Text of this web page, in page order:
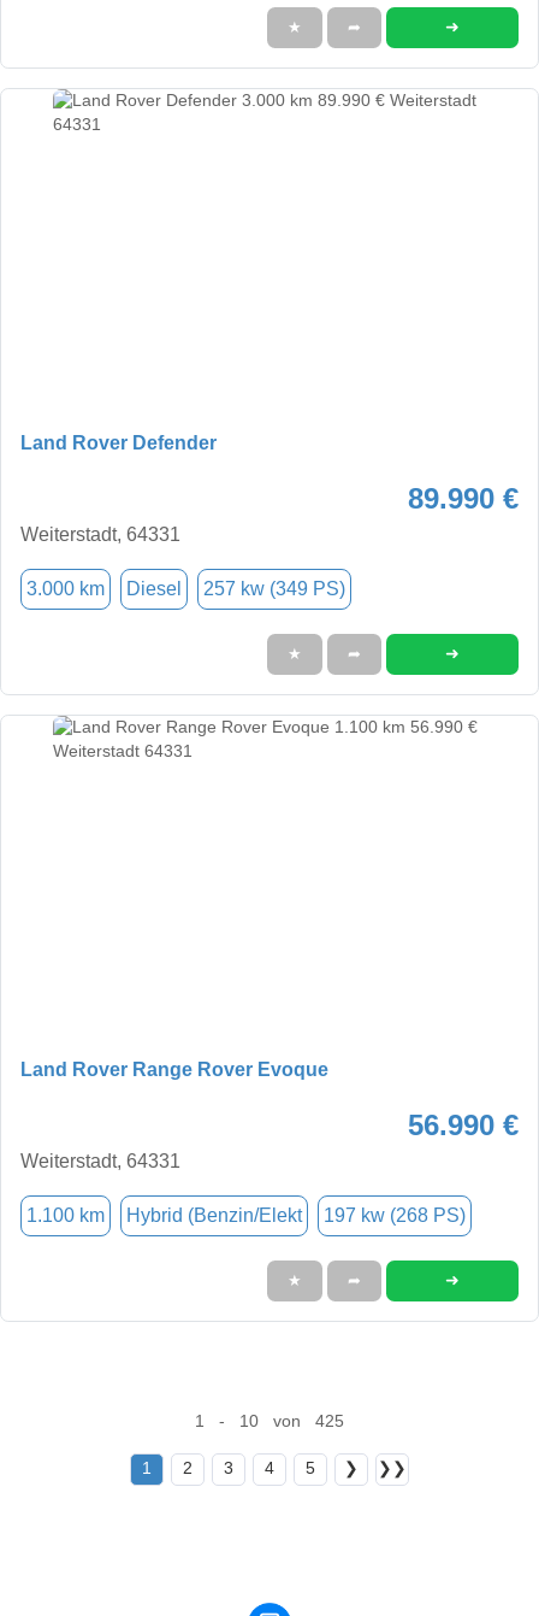
★ ➦ ➜
Land Rover Defender
89.990 €
Weiterstadt, 64331
3.000 km Diesel 257 kw (349 PS)
★ ➦ ➜
Land Rover Range Rover Evoque
56.990 €
Weiterstadt, 64331
1.100 km Hybrid (Benzin/Elekt 197 kw (268 PS)
★ ➦ ➜
1 - 10 von 425
1 2 3 4 5 ❯ ❯❯